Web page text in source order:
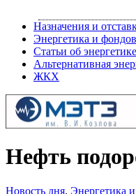
Назначения и
Энергетика и
Статьи об энергетике
Альтернативная
ЖКХ
Нефть
Новость дня, Энергетика